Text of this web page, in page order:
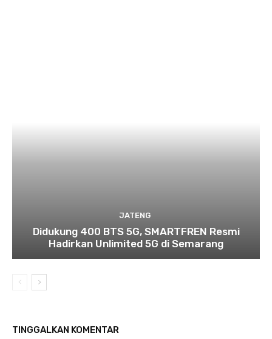
JATENG
Didukung 400 BTS 5G, SMARTFREN Resmi
Hadirkan Unlimited 5G di Semarang
TINGGALKAN KOMENTAR